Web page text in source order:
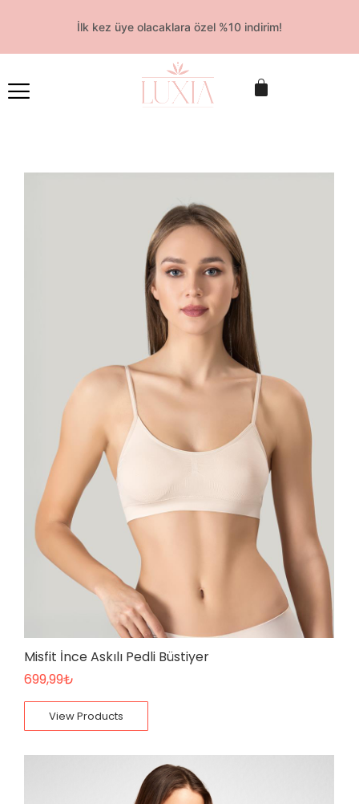
İlk kez üye olacaklara özel %10 indirim!
Misfit İnce Askılı Pedli Büstiyer
699,99₺
View Products